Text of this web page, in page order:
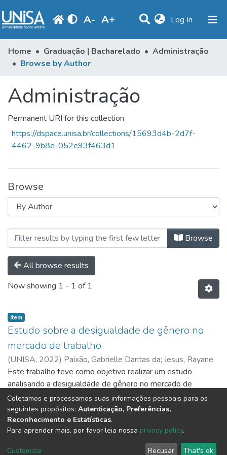
A- A+ Log In (current)
Communities & Collections
Produção Docente
Periodicals
Home Graduação | Bacharelado
Administração
Browse by Author
Administração
Permanent URI for this collection
https://dspace.unisa.br/collections/15693d4b-2d7f-
4462-9b8e-052e93f463d1
Browse
Browsing Administração by Browse
All browse results
Now showing 1 - 1 of 1
Item
Estudo sobre a desigualdade de gênero no
mercado de trabalho
(UNISA, 2022) Paixão, Gabrielle Dantas da; Jesus, Rayane
Kimberly Bispo de; Ibiapina, Vitoria Rosa
Este trabalho teve como objetivo realizar um estudo
analisando a desigualdade de gênero no mercado de
trabalho com enfoque no perfil do sexo feminino buscando
identificar prevalência por área profissional, idade, faixa
salarial e, filhos. Foi realizada uma pesquisa de campo, com
aplicação de questionário obtendo 208 respondentes,
destes 104 identificados como sendo do sexo masculino e
Show more
DSpace software copyright © 2002-2026 LYRASIS
Coletamos e processamos suas informações pessoais para os
seguintes propósitos: Autenticação, Preferências,
Reconhecimento e Estatísticas.
Para aprender mais, por favor leia nossa privacy policy.
Customizar Recusar That's ok